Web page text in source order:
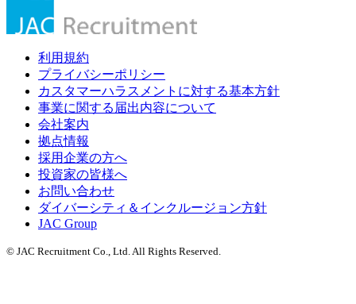
利用規約
プライバシーポリシー
カスタマーハラスメントに対する基本方針
事業に関する届出内容について
会社案内
拠点情報
採用企業の方へ
投資家の皆様へ
お問い合わせ
ダイバーシティ＆インクルージョン方針
JAC Group
© JAC Recruitment Co., Ltd. All Rights Reserved.